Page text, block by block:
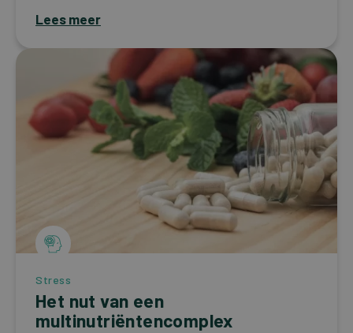
Lees meer
Stress
Het nut van een
multinutriëntencomplex